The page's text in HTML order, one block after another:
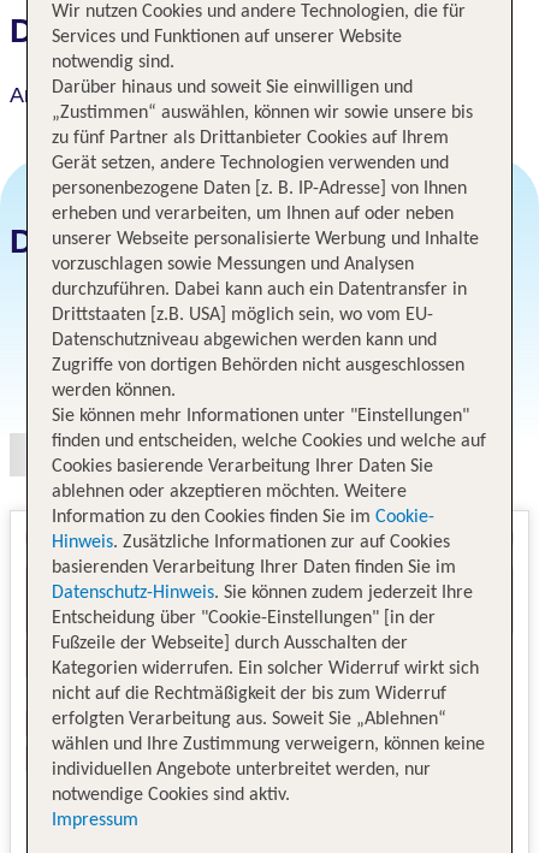
Das erwartet Sie
Art Hotel Kagoshima
Datum und Preise
Angebotsauswahl
Wir nutzen Cookies und andere Technologien, die für
Services und Funktionen auf unserer Website
notwendig sind.
Darüber hinaus und soweit Sie einwilligen und
„Zustimmen“ auswählen, können wir sowie unsere bis
zu fünf Partner als Drittanbieter Cookies auf Ihrem
Gerät setzen, andere Technologien verwenden und
personenbezogene Daten [z. B. IP-Adresse] von Ihnen
erheben und verarbeiten, um Ihnen auf oder neben
unserer Webseite personalisierte Werbung und Inhalte
vorzuschlagen sowie Messungen und Analysen
durchzuführen. Dabei kann auch ein Datentransfer in
Drittstaaten [z.B. USA] möglich sein, wo vom EU-
Datenschutzniveau abgewichen werden kann und
Zugriffe von dortigen Behörden nicht ausgeschlossen
werden können.
Sie können mehr Informationen unter "Einstellungen"
finden und entscheiden, welche Cookies und welche auf
Cookies basierende Verarbeitung Ihrer Daten Sie
ablehnen oder akzeptieren möchten. Weitere
Information zu den Cookies finden Sie im Cookie-
Hinweis. Zusätzliche Informationen zur auf Cookies
basierenden Verarbeitung Ihrer Daten finden Sie im
Datenschutz-Hinweis. Sie können zudem jederzeit Ihre
Entscheidung über "Cookie-Einstellungen" [in der
Fußzeile der Webseite] durch Ausschalten der
Kategorien widerrufen. Ein solcher Widerruf wirkt sich
nicht auf die Rechtmäßigkeit der bis zum Widerruf
erfolgten Verarbeitung aus. Soweit Sie „Ablehnen“
wählen und Ihre Zustimmung verweigern, können keine
individuellen Angebote unterbreitet werden, nur
notwendige Cookies sind aktiv.
Impressum